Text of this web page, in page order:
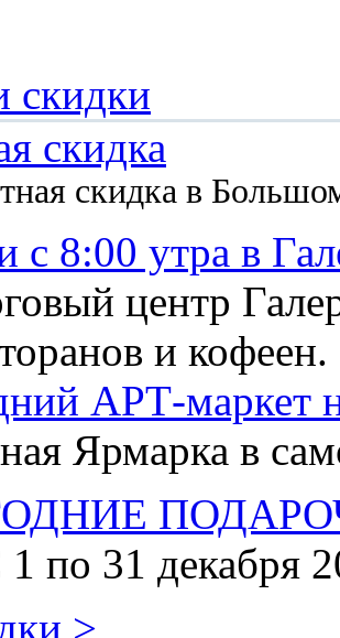
скидки
скидка
скидка в
с 8:00 утра в
центр
и кофеен.
АРТ-маркет
Ярмарка в
по 31 декабря
>